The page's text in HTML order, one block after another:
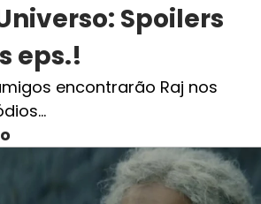
Spoilers
eps.!
encontrarão Raj nos